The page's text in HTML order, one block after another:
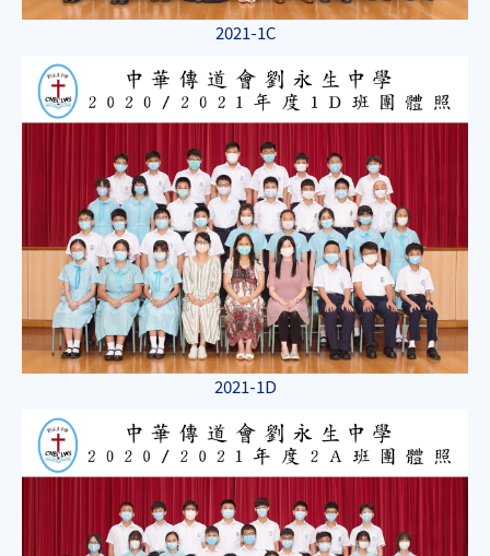
2021-1C
2021-1D